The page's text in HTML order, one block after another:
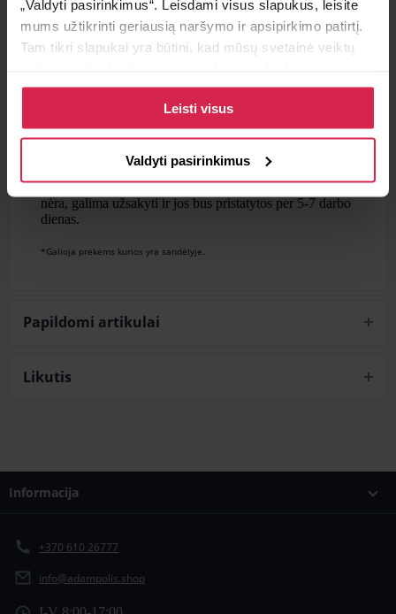
„Valdyti pasirinkimus“. Leisdami visus slapukus, leisite
mums užtikrinti geriausią naršymo ir apsipirkimo patirtį.
Tam tikri slapukai yra būtini, kad mūsų svetainė veiktų
Daugiau informacijos apie slapukus ir kaip mes juos
naudojame galite rasti mūsų slapukų politikoje, taip pat
https://www.allaboutcookies.org/
Leisti visus
Valdyti pasirinkimus
Pristatymo sąlygos
Atsiėmimas parduotuvėje
Paruoštus užsakymus galite atsiimti pasirinktame
Pristatymas pasirinktu adresu
50€.
Prekes pristatysime per 1-2 darbo dienas.*
MAN prekinio ženklo prekes, kurių šiuo metu sandėlyje
nėra, galima užsakyti ir jos bus pristatytos per 5-7 darbo
dienas.
*Galioja prekėms kurios yra sandėlyje.
Papildomi artikulai
Likutis
Informacija
+370 610 26777
info@adampolis.shop